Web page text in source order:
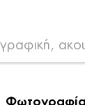
Φωτογραφία